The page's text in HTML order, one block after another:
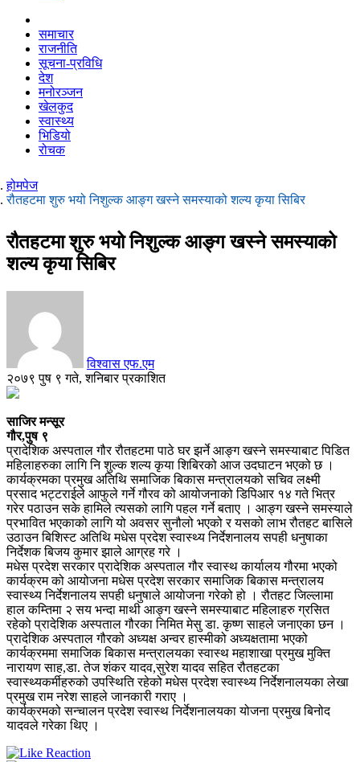
समाचार
राजनीति
सूचना-प्रविधि
देश
मनोरञ्जन
खेलकुद
स्वास्थ्य
भिडियो
रोचक
होमपेज
रौतहटमा शुरु भयो निशुल्क आङ्ग खस्ने समस्याको शल्य कृया सिबिर
रौतहटमा शुरु भयो निशुल्क आङ्ग खस्ने समस्याको
शल्य कृया सिबिर
विश्वास एफ.एम
२०७९ पुष ९ गते, शनिबार प्रकाशित
साजिर मन्सूर
गौर,पुष ९
प्रादेशिक अस्पताल गौर रौतहटमा पाठे घर झर्ने आङ्ग खस्ने समस्याबाट पिडित
महिलाहरुका लागि नि शुल्क शल्य कृया शिबिरको आज उदघाटन भएको छ ।
कार्यक्रमका प्रमुख अतिथि समाजिक बिकास मन्त्रालयको सचिव लक्ष्मी
प्रसाद भट्टराईले आफुले गर्ने गौरव को आयोजनाको डिपिआर १४ गते भित्र
गरेर पठाउन सके हामिले त्यसको लागि पहल गर्ने बताए । आङ्ग खस्ने समस्याले
प्रभावित भएकाको लागि यो अवसर सुनौलो भएको र यसको लाभ रौतहट बासिले
उठाउन बिशिस्ट अतिथि मधेस प्रदेश स्वास्थ्य निर्देशनालय सपही धनुषाका
निर्देशक बिजय कुमार झाले आग्रह गरे ।
मधेस प्रदेश सरकार प्रादेशिक अस्पताल गौर स्वास्थ कार्यालय गौरमा भएको
कार्यक्रम को आयोजना मधेस प्रदेश सरकार समाजिक बिकास मन्त्रालय
स्वास्थ्य निर्देशनालय सपही धनुषाले आयोजना गरेको हो । रौतहट जिल्लामा
हाल कम्तिमा २ सय भन्दा माथी आङ्ग खस्ने समस्याबाट महिलाहरु ग्रसित
रहेको प्रादेशिक अस्पताल गौरका निमित मेसु डा. कृष्ण साहले जनाएका छन ।
प्रादेशिक अस्पताल गौरको अध्यक्ष अन्वर हास्मीको अध्यक्षतामा भएको
कार्यक्रममा समाजिक बिकास मन्त्रालयका स्वास्थ महाशाखा प्रमुख मुक्ति
नारायण साह,डा. तेज शंकर यादव,सुरेश यादव सहित रौतहटका
स्वास्थ्यकर्मीहरुको उपस्थिति रहेको मधेस प्रदेश स्वास्थ्य निर्देशनालयका लेखा
प्रमुख राम नरेश साहले जानकारी गराए ।
कार्यक्रमको सन्चालन प्रदेश स्वास्थ निर्देशनालयका योजना प्रमुख बिनोद
यादवले गरेका थिए ।